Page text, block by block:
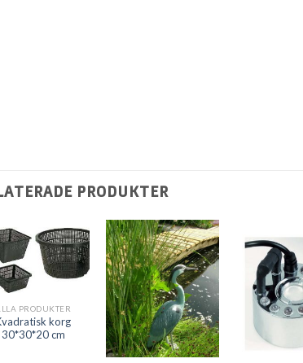
PRODUKTER
PRODUKTER
korg
30*30*20 cm